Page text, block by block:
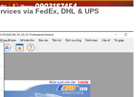
via FedEx, DHL & UPS